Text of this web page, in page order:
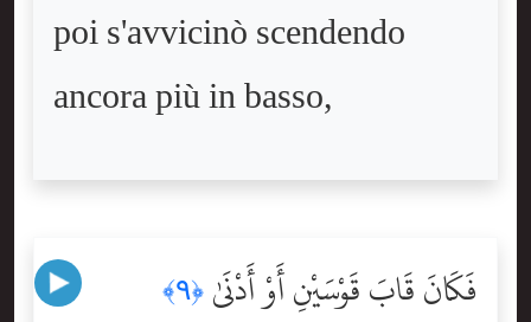
poi s'avvicinò scendendo
ancora più in basso,
فَكَانَ قَابَ قَوْسَيْنِ أَوْ أَدْنَىٰ ﴿٩﴾